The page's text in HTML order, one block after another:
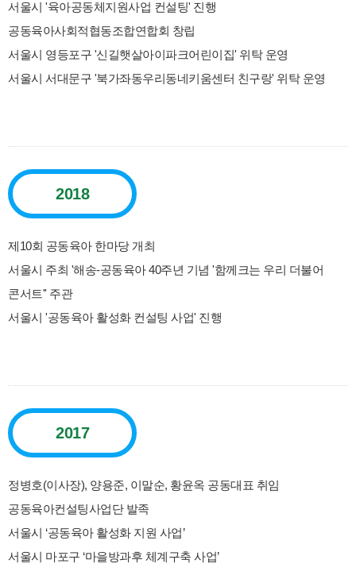
서울시 '육아공동체지원사업 컨설팅' 진행
공동육아사회적협동조합연합회 창립
서울시 영등포구 '신길햇살아이파크어린이집' 위탁 운영
서울시 서대문구 '북가좌동우리동네키움센터 친구랑' 위탁 운영
2018
제10회 공동육아 한마당 개최
서울시 주최 '해송-공동육아 40주년 기념 '함께크는 우리 더불어
콘서트'' 주관
서울시 '공동육아 활성화 컨설팅 사업' 진행
2017
정병호(이사장), 양용준, 이말순, 황윤옥 공동대표 취임
공동육아컨설팅사업단 발족
서울시 ‘공동육아 활성화 지원 사업’
서울시 마포구 ‘마을방과후 체계구축 사업’